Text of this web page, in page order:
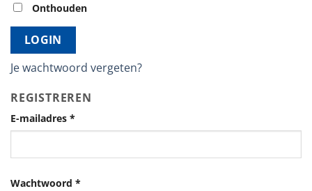
Onthouden
LOGIN
Je wachtwoord vergeten?
REGISTREREN
E-mailadres *
Wachtwoord *